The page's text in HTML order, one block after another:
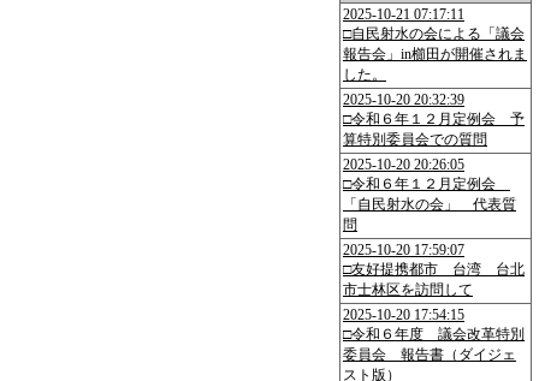
2025-10-21 07:17:11
□自民射水の会による「議会
報告会」in櫛田が開催されま
した。
2025-10-20 20:32:39
□令和６年１２月定例会 予
算特別委員会での質問
2025-10-20 20:26:05
□令和６年１２月定例会
「自民射水の会」 代表質
問
2025-10-20 17:59:07
□友好提携都市 台湾 台北
市士林区を訪問して
2025-10-20 17:54:15
□令和６年度 議会改革特別
委員会 報告書（ダイジェ
スト版）